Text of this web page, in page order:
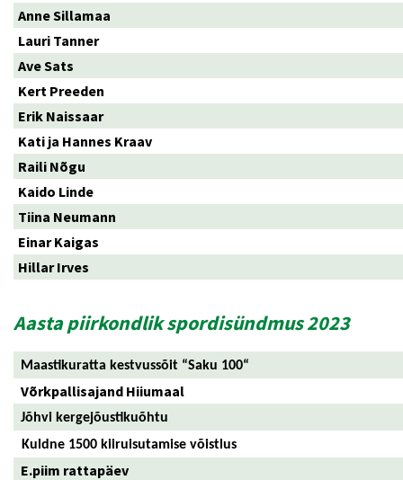
Anne Sillamaa
Lauri Tanner
Ave Sats
Kert Preeden
Erik Naissaar
Kati ja Hannes Kraav
Raili Nõgu
Kaido Linde
Tiina Neumann
Einar Kaigas
Hillar Irves
Aasta piirkondlik spordisündmus 2023
Maastikuratta kestvussõit “Saku 100“
Võrkpallisajand Hiiumaal
Jõhvi kergejõustikuõhtu
Kuldne 1500 kiiruisutamise võistlus
E.piim rattapäev